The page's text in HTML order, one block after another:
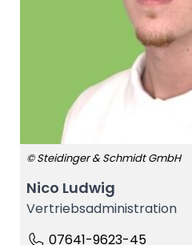
© Steidinger & Schmidt GmbH
Nico Ludwig
Vertriebsadministration
07641-9623-45